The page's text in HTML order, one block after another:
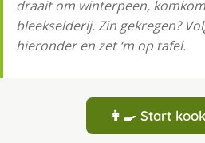
draait om winterpeen,
bleekselderij. Zin gekregen?
hieronder en zet ‘m op tafel.
👩‍🍳 Start